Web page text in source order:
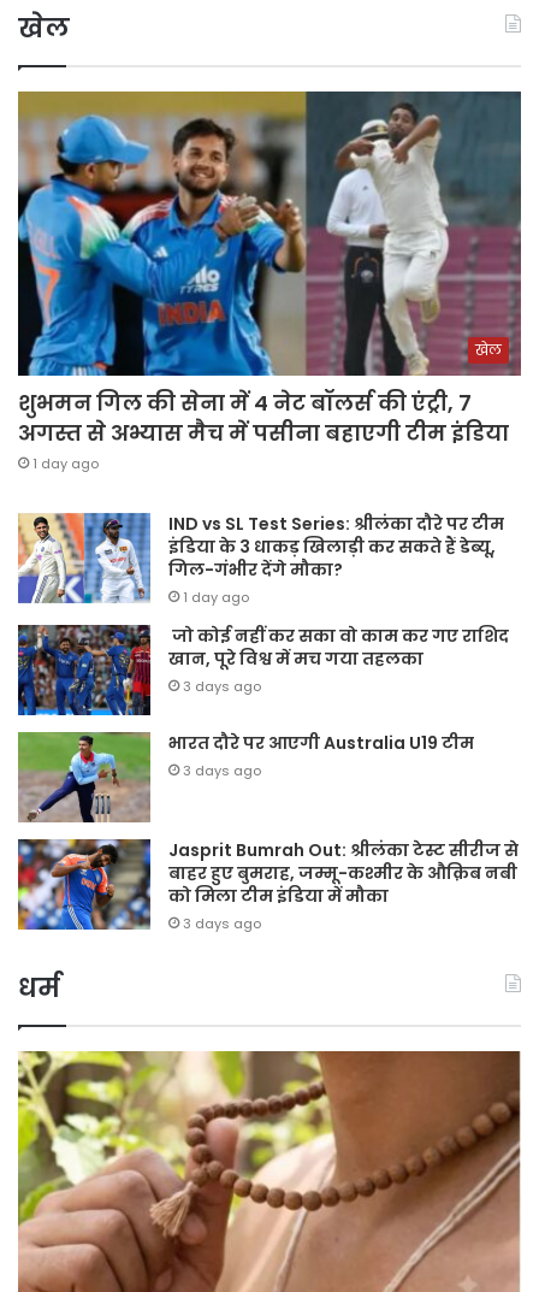
खेल
खेल
शुभमन गिल की सेना में 4 नेट बॉलर्स की एंट्री, 7
अगस्त से अभ्यास मैच में पसीना बहाएगी टीम इंडिया
1 day ago
IND vs SL Test Series: श्रीलंका दौरे पर टीम
इंडिया के 3 धाकड़ खिलाड़ी कर सकते हैं डेब्यू,
गिल-गंभीर देंगे मौका?
1 day ago
जो कोई नहीं कर सका वो काम कर गए राशिद
खान, पूरे विश्व में मच गया तहलका
3 days ago
भारत दौरे पर आएगी Australia U19 टीम
3 days ago
Jasprit Bumrah Out: श्रीलंका टेस्ट सीरीज से
बाहर हुए बुमराह, जम्मू-कश्मीर के औक़िब नबी
को मिला टीम इंडिया में मौका
3 days ago
धर्म